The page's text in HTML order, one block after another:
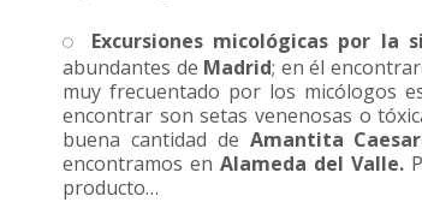
Excursiones micológicas por la
abundantes de Madrid; en él
muy frecuentado por los micólogos
encontrar son setas venenosas o
buena cantidad de Amantita
encontramos enAlameda del Valle.
producto…